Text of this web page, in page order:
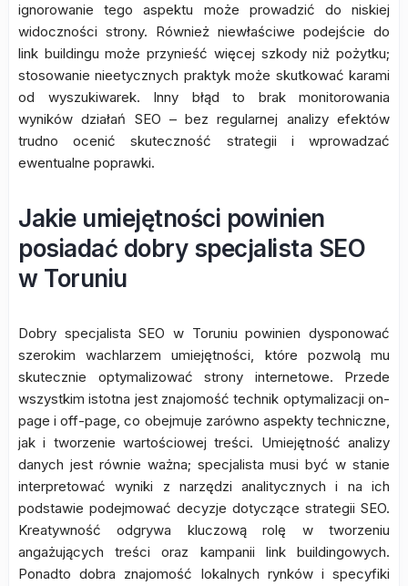
ignorowanie tego aspektu może prowadzić do niskiej
widoczności strony. Również niewłaściwe podejście do
link buildingu może przynieść więcej szkody niż pożytku;
stosowanie nieetycznych praktyk może skutkować karami
od wyszukiwarek. Inny błąd to brak monitorowania
wyników działań SEO – bez regularnej analizy efektów
trudno ocenić skuteczność strategii i wprowadzać
ewentualne poprawki.
Jakie umiejętności powinien
posiadać dobry specjalista SEO
w Toruniu
Dobry specjalista SEO w Toruniu powinien dysponować
szerokim wachlarzem umiejętności, które pozwolą mu
skutecznie optymalizować strony internetowe. Przede
wszystkim istotna jest znajomość technik optymalizacji on-
page i off-page, co obejmuje zarówno aspekty techniczne,
jak i tworzenie wartościowej treści. Umiejętność analizy
danych jest równie ważna; specjalista musi być w stanie
interpretować wyniki z narzędzi analitycznych i na ich
podstawie podejmować decyzje dotyczące strategii SEO.
Kreatywność odgrywa kluczową rolę w tworzeniu
angażujących treści oraz kampanii link buildingowych.
Ponadto dobra znajomość lokalnych rynków i specyfiki